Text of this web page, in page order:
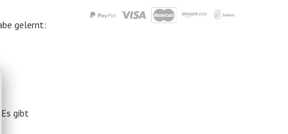
gelernt:
gibt